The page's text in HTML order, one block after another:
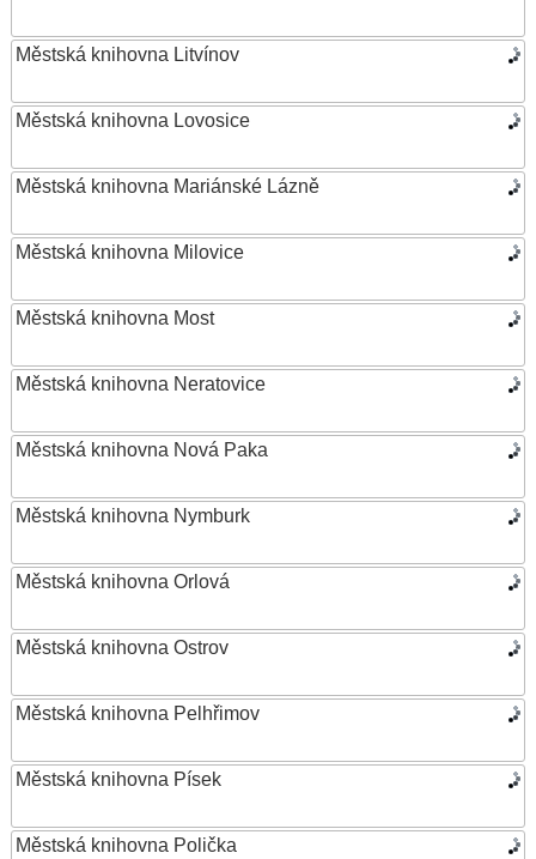
Městská knihovna Litvínov
Městská knihovna Lovosice
Městská knihovna Mariánské Lázně
Městská knihovna Milovice
Městská knihovna Most
Městská knihovna Neratovice
Městská knihovna Nová Paka
Městská knihovna Nymburk
Městská knihovna Orlová
Městská knihovna Ostrov
Městská knihovna Pelhřimov
Městská knihovna Písek
Městská knihovna Polička